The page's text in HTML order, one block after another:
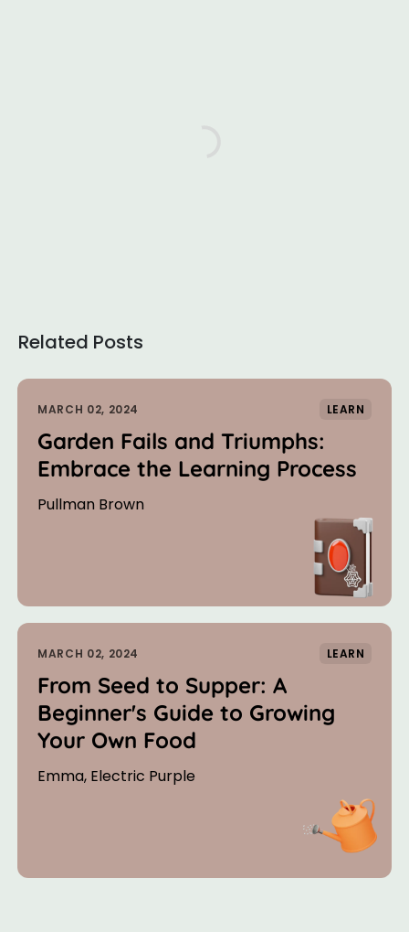
Related Posts
MARCH 02, 2024 LEARN
Garden Fails and Triumphs:
Embrace the Learning Process
Pullman Brown
MARCH 02, 2024 LEARN
From Seed to Supper: A
Beginner's Guide to Growing
Your Own Food
Emma, Electric Purple